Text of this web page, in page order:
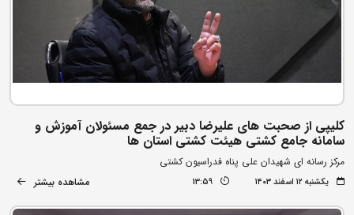
کلیپی از صحبت های علیرضا دبیر در جمع مسئولان آموزش و
سامانه جامع کشتی هیئت کشتی استان ها
مرکز رسانه ای شهیدان علی پناه فدراسیون کشتی
یکشنبه ۱۲ اسفند ۱۴۰۳ 13:59 مشاهده بیشتر